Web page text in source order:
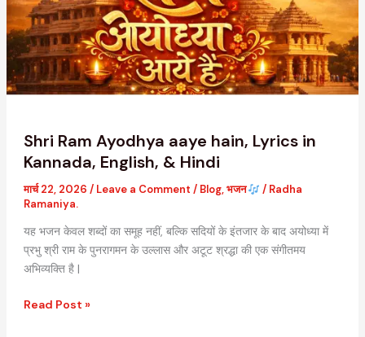
Shri Ram Ayodhya aaye hain, Lyrics in
Kannada, English, & Hindi
मार्च 22, 2026 / Leave a Comment / Blog,भजन / Radha
Ramaniya.
यह भजन केवल शब्दों का समूह नहीं, बल्कि सदियों के इंतजार के बाद अयोध्या में
प्रभु श्री राम के पुनरागमन के उल्लास और अटूट श्रद्धा की एक संगीतमय
अभिव्यक्ति है |
hain,
Lyrics
in
Kannada,
English,
&
Read Post »